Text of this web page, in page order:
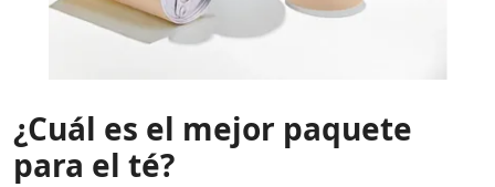
¿Cuál es el mejor paquete
para el té?